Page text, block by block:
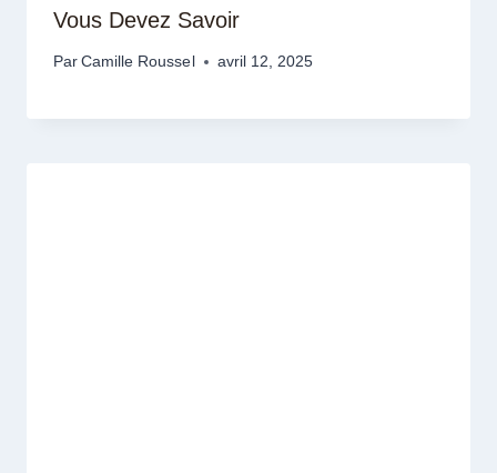
Vous Devez Savoir
Par Camille Roussel avril 12, 2025